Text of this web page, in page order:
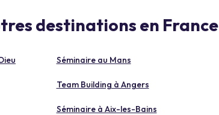
destinations en France
Séminaire au Mans
Team Building à Angers
Séminaire à Aix-les-Bains